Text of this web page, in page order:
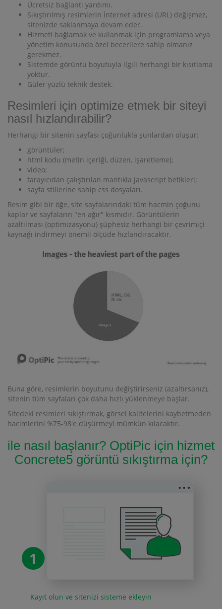
Ücretsiz bağlantı yardımı.
Sıkıştırılmış resimlerin İnternet adresi (URL) değişmez,
sitenizde saklanmaya devam eder.
Hizmeti bağlamak ve kullanmak için programlama veya
yönetim konusunda özel becerilere sahip olmanız
gerekmez.
Sistemde görüntü boyutuyla ilgili herhangi bir kısıtlama
yoktur.
Güler yüzlü teknik destek.
Resimleri için optimize etmek bir siteyi
nasıl hızlandırabilir?
Herhangi bir sitenin sayfası çoğunlukla şunlardan oluşur:
görüntüler;
html kodu (metin içeriği, düzen, işaretleme);
video;
tarayıcıdan çalıştırılan mantıkla javascript betikleri;
sayfa stillerine sahip css dosyaları.
Resim gibi bir öğe, site sayfalarındaki tüm hacmin çoğunu
kaplar ve sayfaların "en ağır" kısmıdır. Görüntülerin
azaltılması (optimizasyonu) şüphesiz herhangi bir çevrimiçi
kaynağı indirmeyi önemli ölçüde hızlandıracaktır.
Buna göre, resimlerin boyutunu değiştirirseniz (azaltırsanız),
sitenin tüm sayfaları çok daha hızlı yüklenmeye başlar.
Sitedeki resimleri sıkıştırmak, görsel kalitelerini kaybetmeden
hacimlerini %75-98'e düşürmeyi mümkün kılacaktır.
ile nasıl başlanır? OptiPic için hizmet
Concrete5 görüntü sıkıştırma için?
1
Kayıt olun ve sitenizi sisteme ekleyin